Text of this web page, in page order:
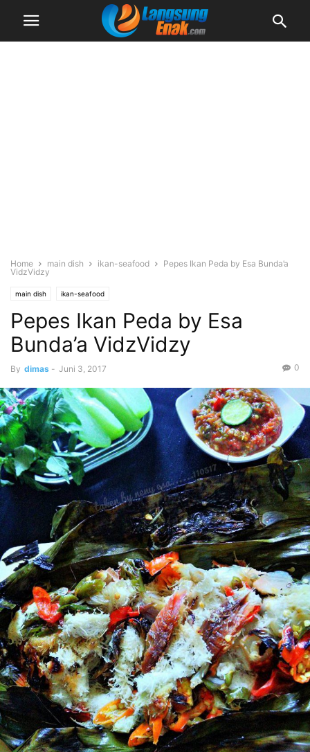
Home main dish ikan-seafood
Pepes Ikan Peda by Esa Bunda’a
VidzVidzy
main dish ikan-seafood
Pepes Ikan Peda by Esa
Bunda’a VidzVidzy
By dimas - Juni 3, 2017 0